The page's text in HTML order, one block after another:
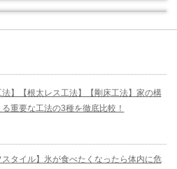
法】【根太レス工法】【剛床工法】家の構
重要な工法の3種を徹底比較！
スタイル】氷が食べたくなったら体内に危